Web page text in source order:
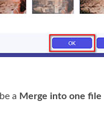
a Merge into one file